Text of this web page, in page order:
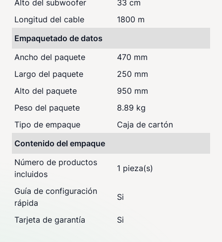
Alto del subwoofer
33 cm
Longitud del cable
1800 m
Empaquetado de datos
Ancho del paquete
470 mm
Largo del paquete
250 mm
Alto del paquete
950 mm
Peso del paquete
8.89 kg
Tipo de empaque
Caja de cartón
Contenido del empaque
Número de productos
incluidos
1 pieza(s)
Guía de configuración
rápida
Si
Tarjeta de garantía Si